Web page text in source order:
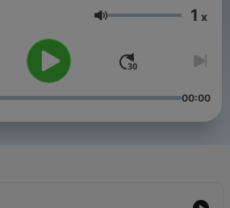
Volumen 1 x
00:00